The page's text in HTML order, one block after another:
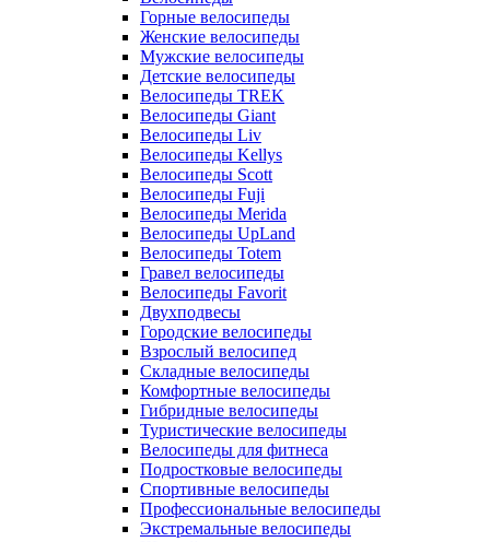
Горные велосипеды
Женские велосипеды
Мужские велосипеды
Детские велосипеды
Велосипеды TREK
Велосипеды Giant
Велосипеды Liv
Велосипеды Kellys
Велосипеды Scott
Велосипеды Fuji
Велосипеды Merida
Велосипеды UpLand
Велосипеды Totem
Гравел велосипеды
Велосипеды Favorit
Двухподвесы
Городские велосипеды
Взрослый велосипед
Складные велосипеды
Комфортные велосипеды
Гибридные велосипеды
Туристические велосипеды
Велосипеды для фитнеса
Подростковые велосипеды
Спортивные велосипеды
Профессиональные велосипеды
Экстремальные велосипеды